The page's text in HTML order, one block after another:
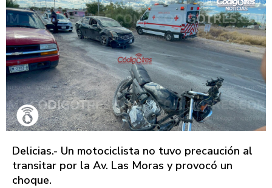
Delicias.- Un motociclista no tuvo precaución al
transitar por la Av. Las Moras y provocó un
choque.